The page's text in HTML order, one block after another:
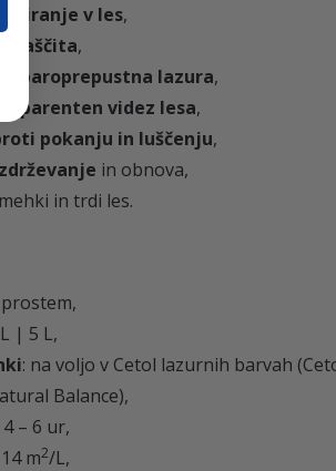
v les,
zaščita,
paroprepustna lazura,
videz lesa,
pokanju in luščenju,
in obnova,
in trdi les.
| 5 L,
: na voljo v Cetol lazurnih barvah
Balance),
4 – 6 ur,
m2/L,